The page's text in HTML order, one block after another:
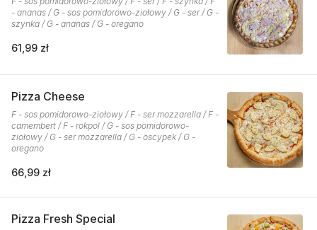
- ananas / G - sos pomidorowo-ziołowy / G - ser / G -
szynka / G - ananas / G - oregano
61,99 zł
Pizza Cheese
F - sos pomidorowo-ziołowy / F - ser mozzarella / F -
camembert / F - rokpol / G - sos pomidorowo-
ziołowy / G - ser mozzarella / G - oscypek / G -
oregano
66,99 zł
Pizza Fresh Special